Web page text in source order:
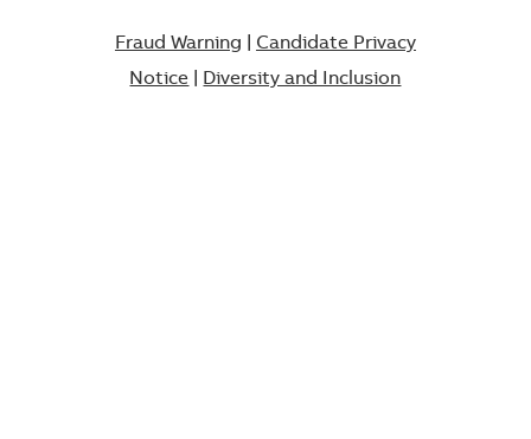
Fraud Warning
Candidate Privacy
Notice
Diversity and Inclusion​​​​​​​